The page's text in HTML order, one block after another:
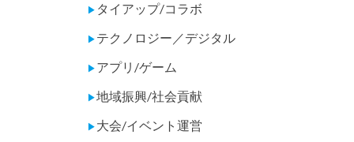
▶ タイアップ/コラボ
▶ テクノロジー／デジタル
▶ アプリ/ゲーム
▶地域振興/社会貢献
▶ 大会/イベント運営